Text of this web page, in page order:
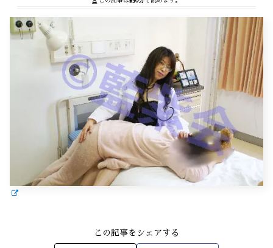
この記事をシェアする